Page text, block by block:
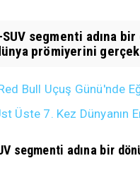
segmenti adına
prömiyerini
Bull Uçuş Günü'nde
Üste 7. Kez Dünyanın
segmenti adına bir